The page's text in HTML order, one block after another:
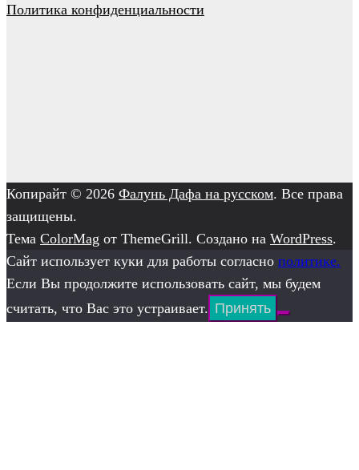
Политика конфиденциальности
Копирайт © 2026 Фалунь Дафа на русском. Все права
защищены.
Тема ColorMag от ThemeGrill. Создано на WordPress.
Сайт использует куки для работы согласно политике.
Если Вы продолжите использовать сайт, мы будем
считать, что Вас это устраивает. Принять